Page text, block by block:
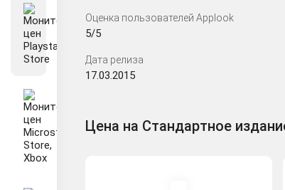
Оценка пользователей Applook
5/5
Дата релиза
17.03.2015
Цена на Стандартное